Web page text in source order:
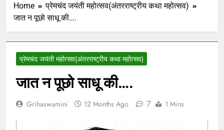
Home
प्रेमचंद जयंती महोत्सव(अंतरराष्ट्रीय कथा महोत्सव)
जात न पूछो साधू की….
प्रेमचंद जयंती महोत्सव(अंतरराष्ट्रीय कथा महोत्सव)
जात न पूछो साधू की….
Grihaswamini 12 Months Ago 7 1 Mins